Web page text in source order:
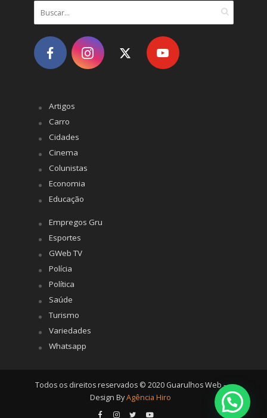
Artigos
Carro
Cidades
Cinema
Colunistas
Economia
Educação
Empregos Gru
Esportes
GWeb TV
Polícia
Política
Saúde
Turismo
Variedades
Whatsapp
Todos os direitos reservados © 2020 Guarulhos Web -
Design ByAgência Hiro
Posso ajudar?